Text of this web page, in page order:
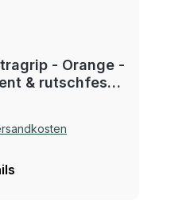
- Orange -
& rutschfest